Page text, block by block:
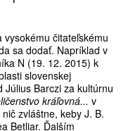
čitateľskému
sa dodať. Napríklad v
N (19. 12. 2015) k
slovenskej
Július Barczi za kultúrnu
kráľovná... v
zvláštne, keby J. B.
Betliar. Ďalším